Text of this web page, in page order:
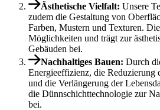
Ästhetische Vielfalt: Unsere
zudem die Gestaltung von
Farben, Mustern und Texturen.
Möglichkeiten und trägt zur
Gebäuden bei.
Nachhaltiges Bauen: Durch
Energieeffizienz, die Reduzierung
und die Verlängerung der
die Dünnschichttechnologie zur
bei.